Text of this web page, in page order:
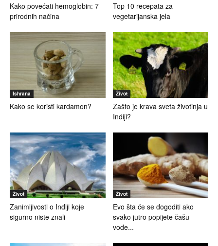
Kako povećati hemoglobin: 7
prirodnih načina
Top 10 recepata za
vegetarijanska jela
Ishrana
Kako se koristi kardamon?
Život
Zašto je krava sveta životinja u
Indiji?
Život
Zanimljivosti o Indiji koje
sigurno niste znali
Život
Evo šta će se dogoditi ako
svako jutro popijete čašu
vode...